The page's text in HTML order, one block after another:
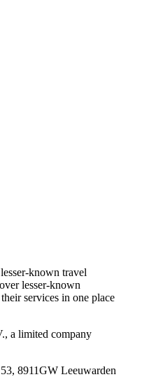
known travel
lesser-known
services in one place
a limited company
8911GW Leeuwarden